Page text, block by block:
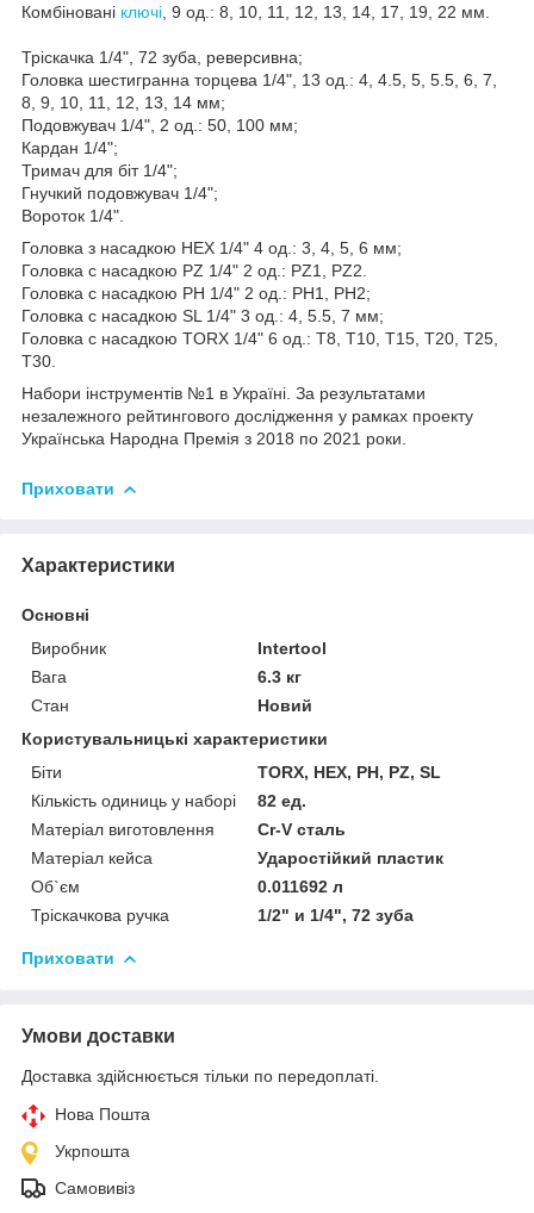
Комбіновані ключі , 9 од.: 8, 10, 11, 12, 13, 14, 17, 19, 22 мм.
Тріскачка 1/4", 72 зуба, реверсивна;
Головка шестигранна торцева 1/4", 13 од.: 4, 4.5, 5, 5.5, 6, 7,
8, 9, 10, 11, 12, 13, 14 мм;
Подовжувач 1/4", 2 од.: 50, 100 мм;
Кардан 1/4";
Тримач для біт 1/4";
Гнучкий подовжувач 1/4";
Вороток 1/4".
Головка з насадкою HEX 1/4" 4 од.: 3, 4, 5, 6 мм;
Головка с насадкою PZ 1/4" 2 од.: PZ1, PZ2.
Головка с насадкою PH 1/4" 2 од.: PH1, PH2;
Головка с насадкою SL 1/4" 3 од.: 4, 5.5, 7 мм;
Головка с насадкою TORX 1/4" 6 од.: T8, T10, T15, T20, T25,
T30.
Набори інструментів №1 в Україні. За результатами
незалежного рейтингового дослідження у рамках проекту
Українська Народна Премія з 2018 по 2021 роки.
Приховати
Характеристики
Основні
Виробник
Intertool
Вага
6.3 кг
Стан
Новий
Користувальницькі характеристики
Біти
TORX, HEX, PH, PZ, SL
Кількість одиниць у наборі
82 ед.
Матеріал виготовлення
Cr-V сталь
Матеріал кейса
Ударостійкий пластик
Об`єм
0.011692 л
Тріскачкова ручка
1/2" и 1/4", 72 зуба
Приховати
Умови доставки
Доставка здійснюється тільки по передоплаті.
Нова Пошта
Укрпошта
Самовивіз